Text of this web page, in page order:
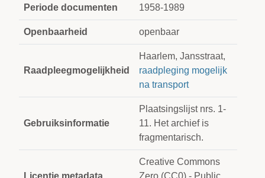
Periode documenten 1958-1989
Openbaarheid openbaar
Raadpleegmogelijkheid
Haarlem, Jansstraat,
raadpleging mogelijk
na transport
Gebruiksinformatie
Plaatsingslijst nrs. 1-
11. Het archief is
fragmentarisch.
Licentie metadata
Creative Commons
Zero (CC0) - Public